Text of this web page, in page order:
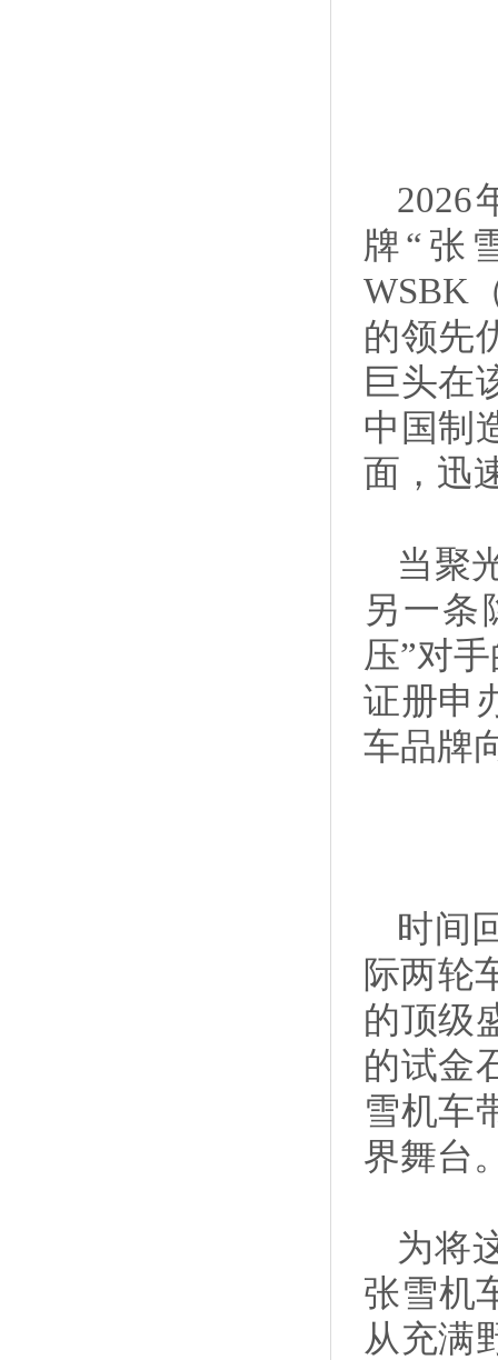
2026
牌“张
WSBK
的领先
巨头在
中国制
面，迅
当聚
另一条
压”对
证册申
车品牌
时间
际两轮
的顶级
的试金
雪机车
界舞台
为将
张雪机
从充满